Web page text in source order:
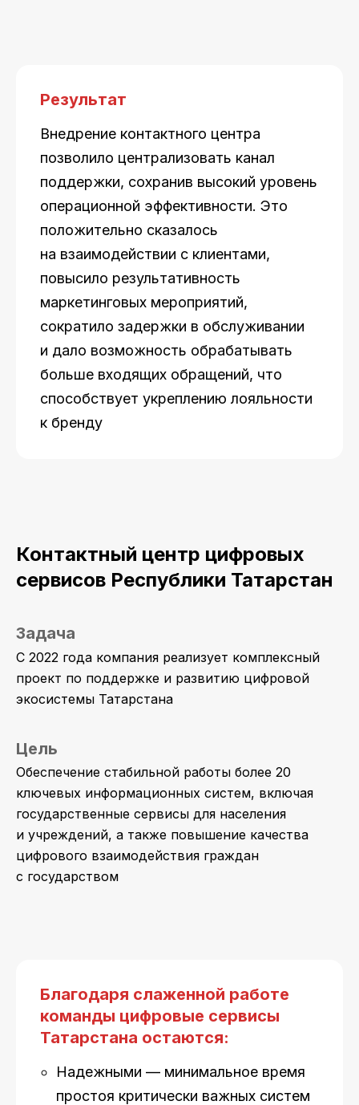
Результат
Внедрение контактного центра
позволило централизовать канал
поддержки, сохранив высокий уровень
операционной эффективности. Это
положительно сказалось
на взаимодействии с клиентами,
повысило результативность
маркетинговых мероприятий,
сократило задержки в обслуживании
и дало возможность обрабатывать
больше входящих обращений, что
способствует укреплению лояльности
к бренду
Контактный центр цифровых
сервисов Республики Татарстан
Задача
С 2022 года компания реализует комплексный
проект по поддержке и развитию цифровой
экосистемы Татарстана
Цель
Обеспечение стабильной работы более 20
ключевых информационных систем, включая
государственные сервисы для населения
и учреждений, а также повышение качества
цифрового взаимодействия граждан
с государством
Благодаря слаженной работе
команды цифровые сервисы
Татарстана остаются:
Надежными — минимальное время
простоя критически важных систем